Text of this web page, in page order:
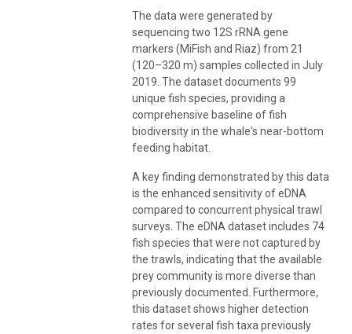
The data were generated by
sequencing two 12S rRNA gene
markers (MiFish and Riaz) from 21
(120–320 m) samples collected in July
2019. The dataset documents 99
unique fish species, providing a
comprehensive baseline of fish
biodiversity in the whale's near-bottom
feeding habitat.
A key finding demonstrated by this data
is the enhanced sensitivity of eDNA
compared to concurrent physical trawl
surveys. The eDNA dataset includes 74
fish species that were not captured by
the trawls, indicating that the available
prey community is more diverse than
previously documented. Furthermore,
this dataset shows higher detection
rates for several fish taxa previously